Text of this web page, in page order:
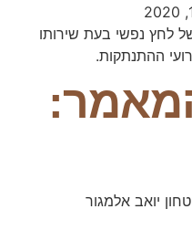
לחץ נפשי בעת שירותו
ההתנתקות.